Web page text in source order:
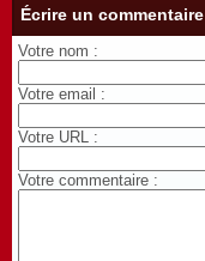
Écrire un commentaire
Votre nom :
Votre email :
Votre URL :
Votre commentaire :